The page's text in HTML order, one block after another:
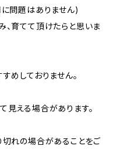
問題はありません)
、育てて頂けたらと思いま
めしておりません。
見える場合があります。
切れの場合があることをご